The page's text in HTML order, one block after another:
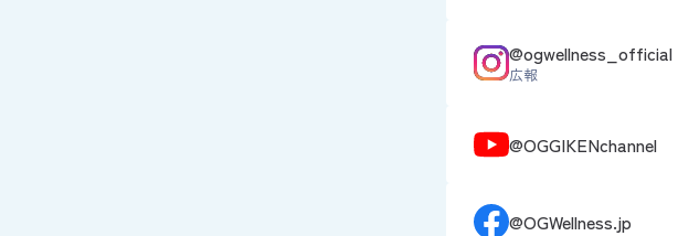
@ogwellness_official
広報
@OGGIKENchannel
@OGWellness.jp